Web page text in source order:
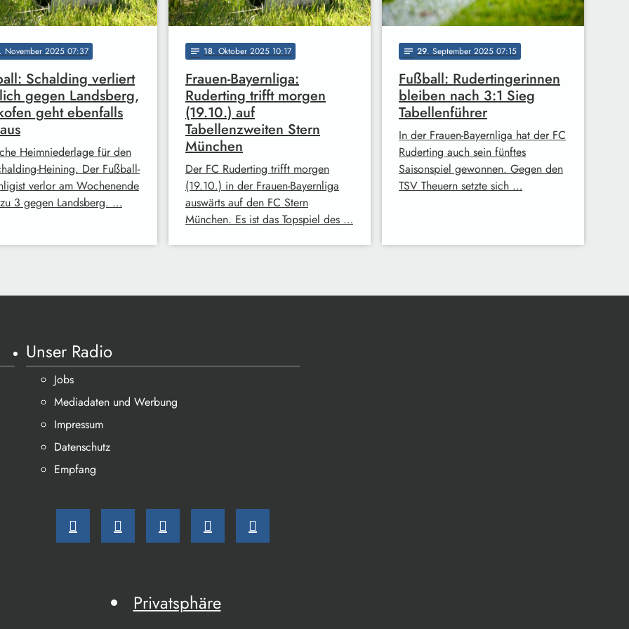
. November 2025 07:37
Schalding verliert
gegen Landsberg,
geht ebenfalls
Heimniederlage für den
Heining. Der Fußball-
verlor am Wochenende
3 gegen Landsberg. …
notes 18. Oktober 2025 10:17
Frauen-Bayernliga:
Ruderting trifft morgen
(19.10.) auf
Tabellenzweiten Stern
München
Der FC Ruderting trifft morgen
(19.10.) in der Frauen-Bayernliga
auswärts auf den FC Stern
München. Es ist das Topspiel des …
notes 29. September 2025 07:15
Fußball: Rudertingerinnen
bleiben nach 3:1 Sieg
Tabellenführer
In der Frauen-Bayernliga hat der FC
Ruderting auch sein fünftes
Saisonspiel gewonnen. Gegen den
TSV Theuern setzte sich …
Unser Radio
Jobs
Mediadaten und Werbung
Impressum
Datenschutz
Empfang
Privatsphäre